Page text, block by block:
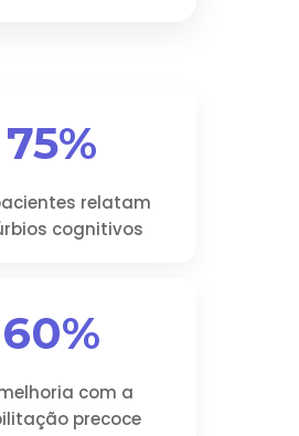
75%
relatam
cognitivos
60%
com a
precoce